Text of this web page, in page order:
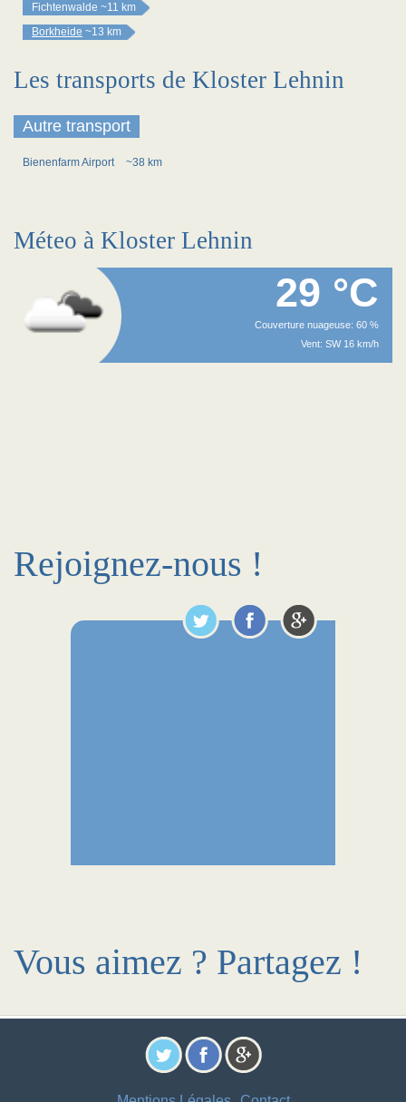
Fichtenwalde ~11 km
Borkheide ~13 km
Les transports de Kloster Lehnin
Autre transport
Bienenfarm Airport ~38 km
Méteo à Kloster Lehnin
29 °C
Couverture nuageuse: 60 %
Vent: SW 16 km/h
Rejoignez-nous !
Vous aimez ? Partagez !